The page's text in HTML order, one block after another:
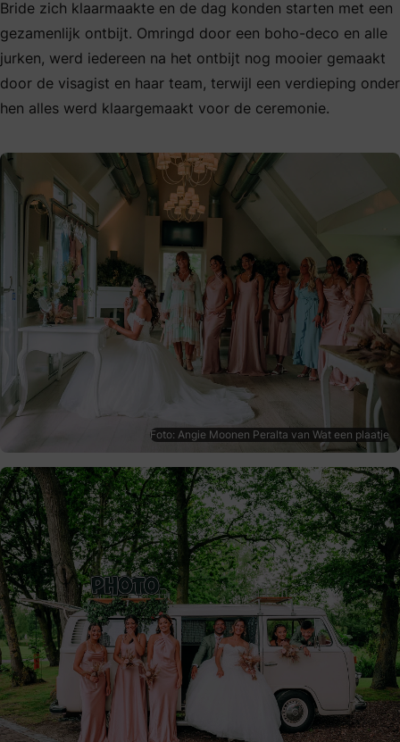
Bride zich klaarmaakte en de dag konden starten met een
gezamenlijk ontbijt. Omringd door een boho-deco en alle
jurken, werd iedereen na het ontbijt nog mooier gemaakt
door de visagist en haar team, terwijl een verdieping onder
hen alles werd klaargemaakt voor de ceremonie.
Foto: Angie Moonen Peralta van Wat een plaatje